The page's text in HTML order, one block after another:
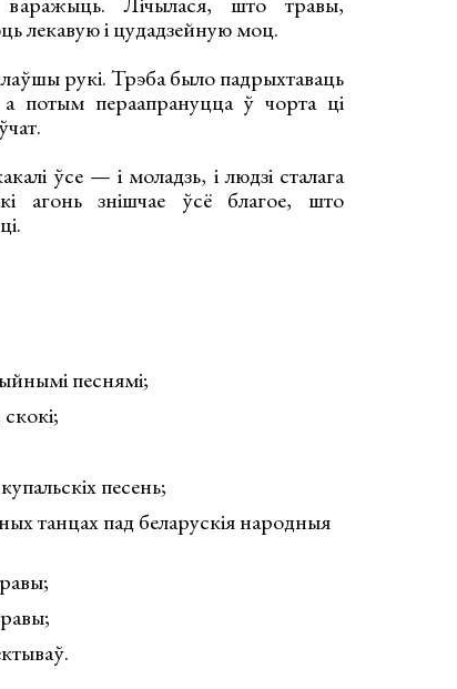
лекавую і цудадзейную моц.
рукі. Трэба было падрыхтаваць
потым пераапрануцца ў чорта ці
ўсе — і моладзь, і людзі сталага
агонь знішчае ўсё благое, што
песнямі;
песень;
танцах пад беларускія народныя